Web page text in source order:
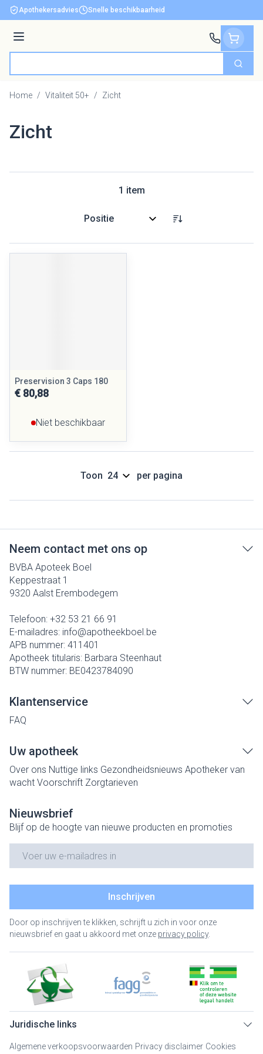
Ga naar de inhoud
Apothekersadvies Snelle beschikbaarheid
Menu
Zoek
Home / Vitaliteit 50+ / Zicht
Zicht
1 item
Sorteer op:
Preservision 3 Caps 180
€ 80,88
Niet beschikbaar
Toon per pagina
Neem contact met ons op
BVBA Apoteek Boel
Keppestraat 1
9320 Aalst Erembodegem
Telefoon: +32 53 21 66 91
E-mailadres: info@apotheekboel.be
APB nummer: 411401
Apotheek titularis: Barbara Steenhaut
BTW nummer: BE0423784090
Klantenservice
FAQ
Uw apotheek
Over ons Nuttige links Gezondheidsnieuws Apotheker van
wacht Voorschrift Zorgtarieven
Nieuwsbrief
Blijf op de hoogte van nieuwe producten en promoties
Inschrijven
Door op inschrijven te klikken, schrijft u zich in voor onze
nieuwsbrief en gaat u akkoord met onze privacy policy.
Juridische links
Algemene verkoopsvoorwaarden Privacy disclaimer Cookies